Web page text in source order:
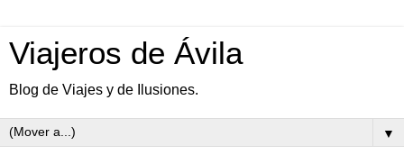
Viajeros de Ávila
Blog de Viajes y de Ilusiones.
▼